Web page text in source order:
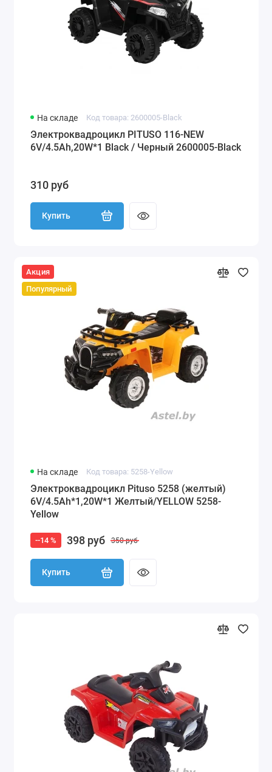
На складе Код товара: 2600005-Black
Электроквадроцикл PITUSO 116-NEW
6V/4.5Ah,20W*1 Black / Черный 2600005-Black
310 руб
Купить
Акция
Популярный
На складе Код товара: 5258-Yellow
Электроквадроцикл Pituso 5258 (желтый)
6V/4.5Ah*1,20W*1 Желтый/YELLOW 5258-
Yellow
--14 % 398 руб 350 руб
Купить